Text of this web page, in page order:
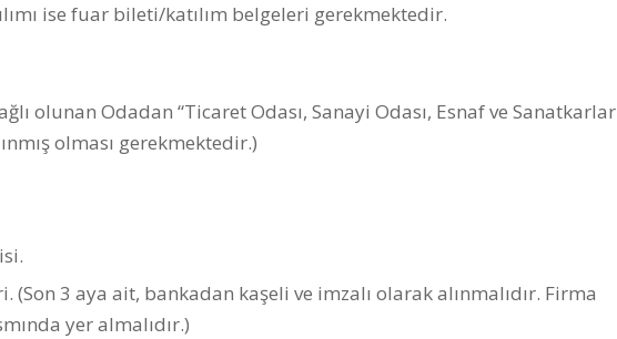
ise fuar bileti/katılım belgeleri gerekmektedir.
olunan Odadan “Ticaret Odası, Sanayi Odası, Esnaf ve Sanatkarlar
olması gerekmektedir.)
3 aya ait, bankadan kaşeli ve imzalı olarak alınmalıdır. Firma
yer almalıdır.)